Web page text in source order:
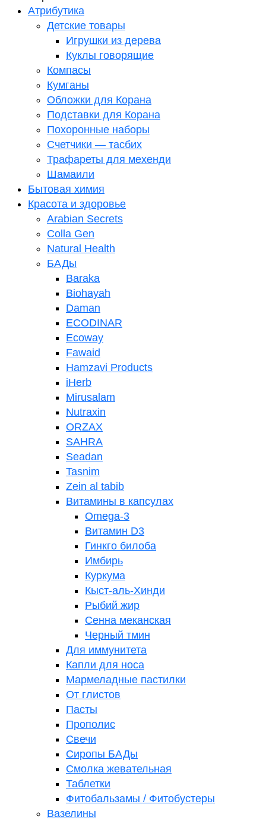
Атрибутика
Детские товары
Игрушки из дерева
Куклы говорящие
Компасы
Кумганы
Обложки для Корана
Подставки для Корана
Похоронные наборы
Счетчики — тасбих
Трафареты для мехенди
Шамаили
Бытовая химия
Красота и здоровье
Arabian Secrets
Colla Gen
Natural Health
БАДы
Baraka
Biohayah
Daman
ECODINAR
Ecoway
Fawaid
Hamzavi Рroducts
iHerb
Mirusalam
Nutraxin
ORZAX
SAHRA
Seadan
Tasnim
Zein al tabib
Витамины в капсулах
Omega-3
Витамин D3
Гинкго билоба
Имбирь
Куркума
Кыст-аль-Хинди
Рыбий жир
Сенна меканская
Черный тмин
Для иммунитета
Капли для носа
Мармеладные пастилки
От глистов
Пасты
Прополис
Свечи
Сиропы БАДы
Смолка жевательная
Таблетки
Фитобальзамы / Фитобустеры
Вазелины